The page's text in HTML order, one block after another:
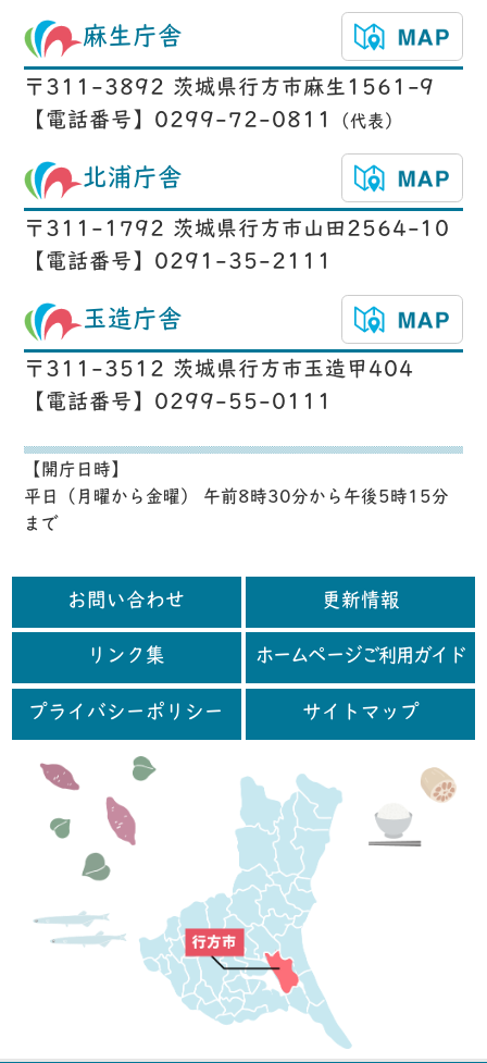
麻生庁舎
〒311-3892 茨城県行方市麻生1561-9
【電話番号】0299-72-0811
（代表）
北浦庁舎
〒311-1792 茨城県行方市山田2564-10
【電話番号】0291-35-2111
玉造庁舎
〒311-3512 茨城県行方市玉造甲404
【電話番号】0299-55-0111
【開庁日時】
平日（月曜から金曜） 午前8時30分から午後5時15分
まで
お問い合わせ 更新情報
リンク集 ホームページご利用ガイド
プライバシーポリシー サイトマップ